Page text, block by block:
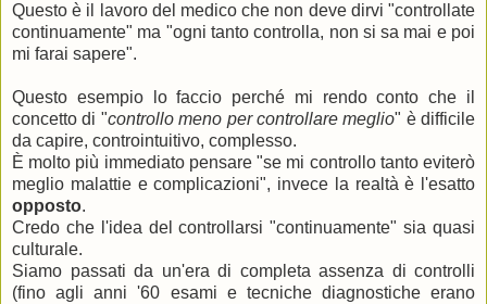
Questo è il lavoro del medico che non deve dirvi "controllate
continuamente" ma "ogni tanto controlla, non si sa mai e poi
mi farai sapere".
Questo esempio lo faccio perché mi rendo conto che il
concetto di "controllo meno per controllare meglio" è difficile
da capire, controintuitivo, complesso.
È molto più immediato pensare "se mi controllo tanto eviterò
meglio malattie e complicazioni", invece la realtà è l'esatto
opposto.
Credo che l'idea del controllarsi "continuamente" sia quasi
culturale.
Siamo passati da un'era di completa assenza di controlli
(fino agli anni '60 esami e tecniche diagnostiche erano